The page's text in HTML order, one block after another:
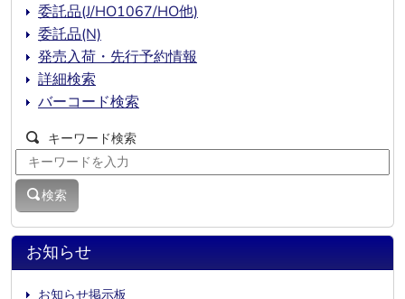
お知らせ
お知らせ掲示板
委託品(J/HO1067/HO他)
委託品(N)
発売入荷・先行予約情報
詳細検索
バーコード検索
キーワード検索
検索